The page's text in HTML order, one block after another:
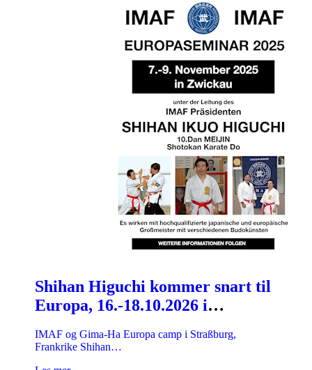
Shihan Higuchi kommer snart til
Europa, 16.-18.10.2026 i
IMAF og Gima-Ha Europa camp i Straßburg,
Frankrike Shihan…